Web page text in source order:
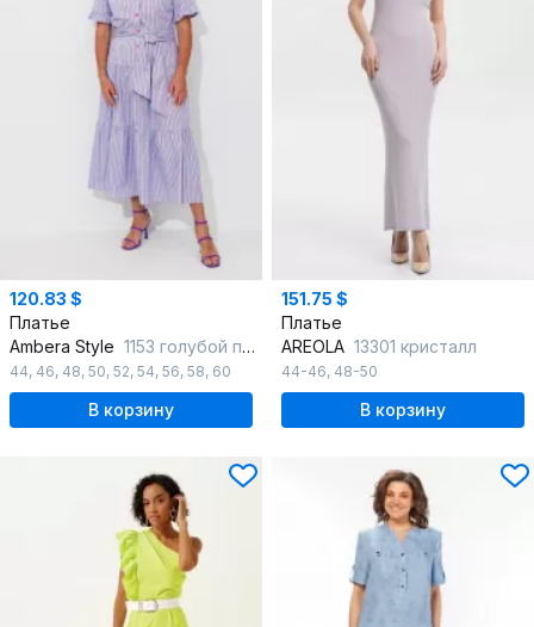
120.83 $
Платье
Ambera Style 1153 голубой полоска
44, 46, 48, 50, 52, 54, 56, 58, 60
В корзину
151.75 $
Платье
AREOLA 13301 кристалл
44-46, 48-50
В корзину